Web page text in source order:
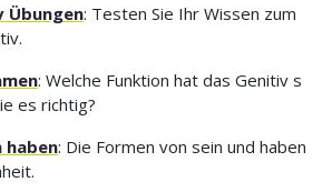
Übungen: Testen Sie Ihr Wissen zum
: Welche Funktion hat das Genitiv s
es richtig?
haben: Die Formen von sein und haben